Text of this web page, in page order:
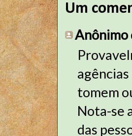
Um
Anônimo
tomem
Nota-se
das